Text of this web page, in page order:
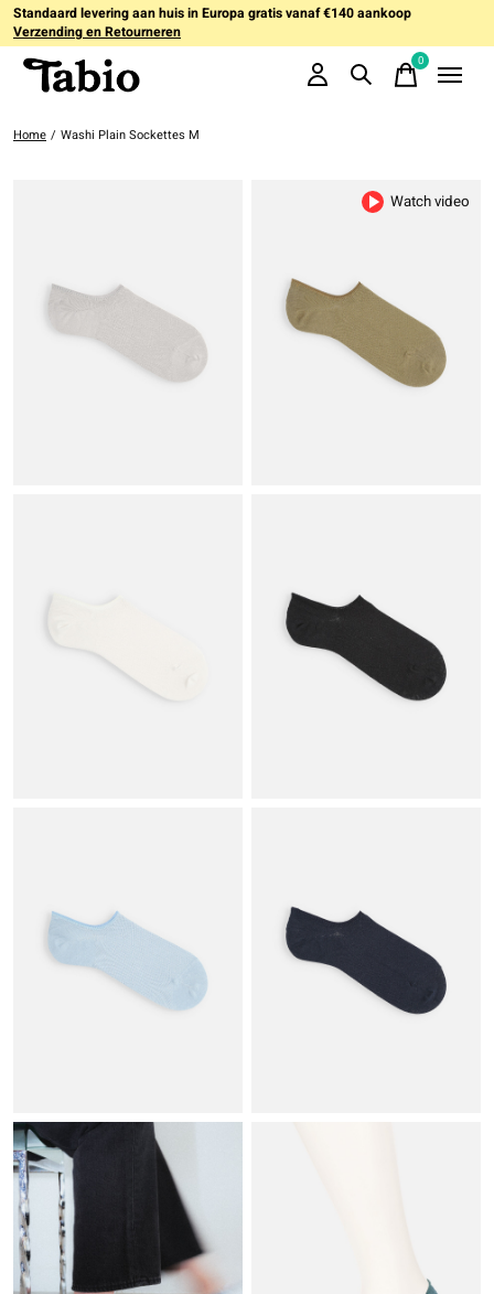
Standaard levering aan huis in Europa gratis vanaf €140 aankoop
Verzending en Retourneren
0items
Home / Washi Plain Sockettes M
Watch video